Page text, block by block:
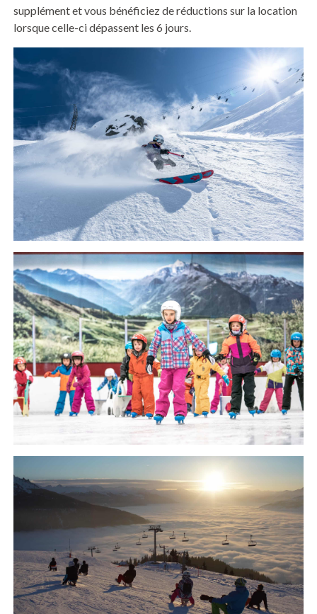
supplément et vous bénéficiez de réductions sur la location
lorsque celle-ci dépassent les 6 jours.